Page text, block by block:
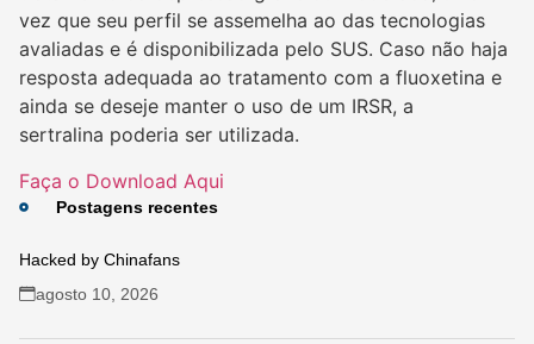
vez que seu perfil se assemelha ao das tecnologias
avaliadas e é disponibilizada pelo SUS. Caso não haja
resposta adequada ao tratamento com a fluoxetina e
ainda se deseje manter o uso de um IRSR, a
sertralina poderia ser utilizada.
Faça o Download Aqui
Postagens recentes
Hacked by Chinafans
agosto 10, 2026